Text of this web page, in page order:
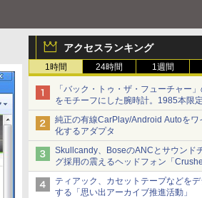
アクセスランキング
1時間 24時間 1週間
「バック・トゥ・ザ・フューチャー
をモチーフにした腕時計。1985本限定
純正の有線CarPlay/Android Autoをワ
化するアダプタ
Skullcandy、BoseのANCとサウンド
グ採用の震えるヘッドフォン「
ANC」
ティアック、カセットテープなどを
する「思い出アーカイブ推進活動」